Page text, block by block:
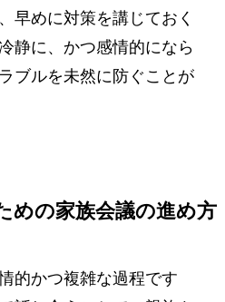
早めに対策を講じておく
静に、かつ感情的になら
ブルを未然に防ぐことが
めの家族会議の進め方
的かつ複雑な過程です